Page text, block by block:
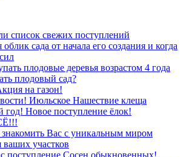
список свежих поступлений
сада от начала его создания и когда
плодовые деревья возрастом 4 года
плодовый сад?
на газон!
Июльское Нашествие клеща
Новое поступление ёлок!
Вас с уникальным миром
ваших участков
поступление Сосен обыкновенных!